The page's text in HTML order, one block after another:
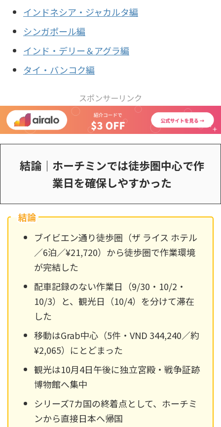
インドネシア・ジャカルタ編
シンガポール編
インド・デリー＆アグラ編
タイ・バンコク編
スポンサーリンク
結論｜ホーチミンでは徒歩圏中心で作
業日を確保しやすかった
結論
ブイビエン通り徒歩圏（ザ ライス ホテル
／6泊／¥21,720）から徒歩圏で作業環境
が完結した
配車記録のない作業日（9/30・10/2・
10/3）と、観光日（10/4）を分けて滞在
した
移動はGrab中心（5件・VND 344,240／約
¥2,065）にとどまった
観光は10月4日午後に独立宮殿・戦争証跡
博物館へ集中
シリーズ7カ国の終着点として、ホーチミ
ンから直接日本へ帰国